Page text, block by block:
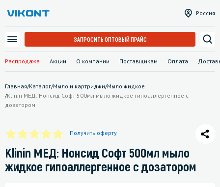
Распродажа Акции О компании Поставщикам Оплата
Россия
ЗАПРОСИТЬ ОПТОВЫЙ ПРАЙС
Главная/Каталог/Мыло и картриджи/Мыло жидкое
/Klinin МЕД: Нонсид Софт 500мл мыло жидкое гипоаллергенное с
дозатором
Получить оферту
Klinin МЕД: Нонсид Софт 500мл мыло
жидкое гипоаллергенное с дозатором